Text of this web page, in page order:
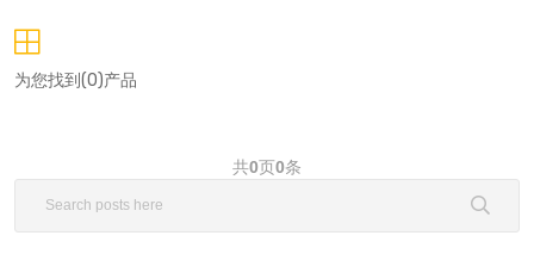
为您找到(0)产品
共0页0条